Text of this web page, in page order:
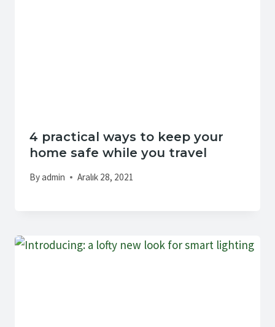
4 practical ways to keep your
home safe while you travel
Byadmin Aralık 28, 2021